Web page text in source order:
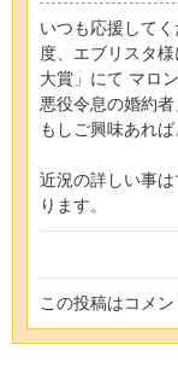
いつも応援して
度、エブリスタ
大賞」にて マロ
悪役令息の婚約
もしご興味あれば
近況の詳しい事
ります。
この投稿はコメ